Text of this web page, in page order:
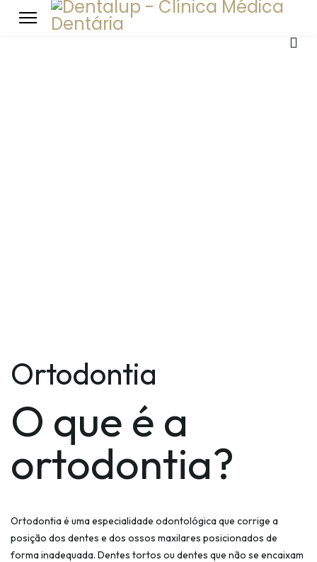
Ortodontia
O que é a
ortodontia?
Ortodontia é uma especialidade odontológica que corrige a
posição dos dentes e dos ossos maxilares posicionados de
forma inadequada. Dentes tortos ou dentes que não se encaixam